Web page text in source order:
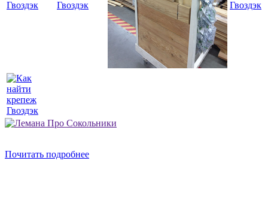
Почитать подробнее